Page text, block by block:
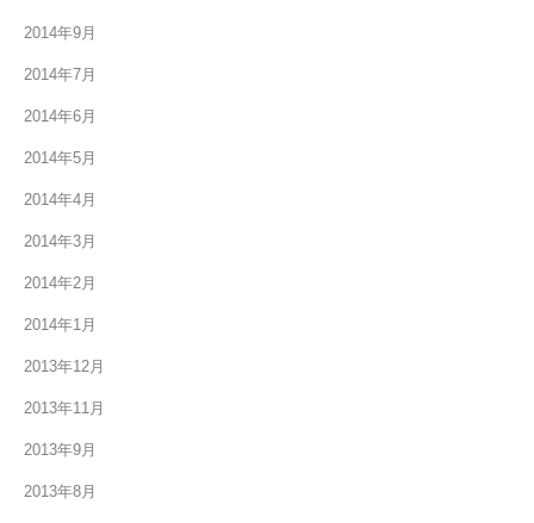
2014年9月
2014年7月
2014年6月
2014年5月
2014年4月
2014年3月
2014年2月
2014年1月
2013年12月
2013年11月
2013年9月
2013年8月